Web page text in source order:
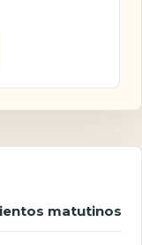
matutinos